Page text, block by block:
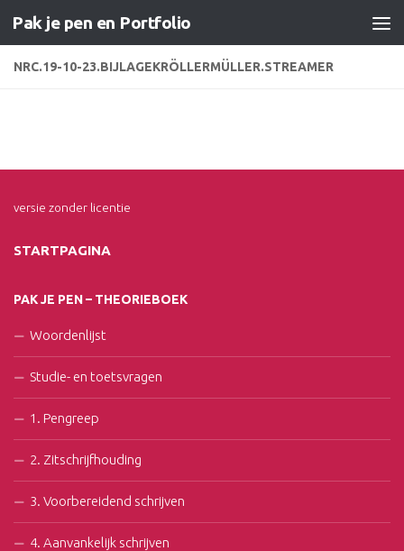
Doorgaan naar inhoud
Pak je pen en Portfolio
NRC.19-10-23.BIJLAGEKRÖLLERMÜLLER.STREAMER
versie zonder licentie
STARTPAGINA
PAK JE PEN – THEORIEBOEK
Woordenlijst
Studie- en toetsvragen
1. Pengreep
2. Zitschrijfhouding
3. Voorbereidend schrijven
4. Aanvankelijk schrijven